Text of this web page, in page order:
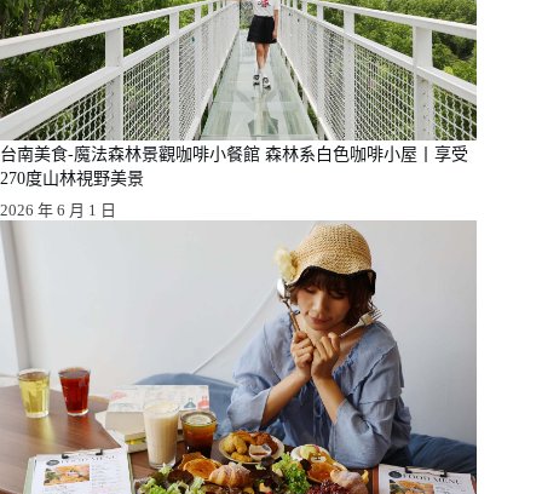
台南美食-魔法森林景觀咖啡小餐館 森林系白色咖啡小屋丨享受
270度山林視野美景
2026 年 6 月 1 日